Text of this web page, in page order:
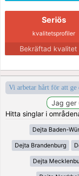
Seriös
kvalitetsprofiler
Bekräftad kvalitet
Vi arbetar hårt för att ge
Hitta singlar i
Dejta Baden-
Dejta Brandenburg
Dejta